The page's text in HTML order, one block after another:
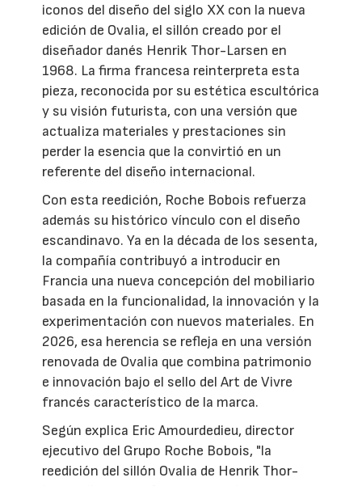
iconos del diseño del siglo XX con la nueva
edición de Ovalia, el sillón creado por el
diseñador danés Henrik Thor-Larsen en
1968. La firma francesa reinterpreta esta
pieza, reconocida por su estética escultórica
y su visión futurista, con una versión que
actualiza materiales y prestaciones sin
perder la esencia que la convirtió en un
referente del diseño internacional.
Con esta reedición, Roche Bobois refuerza
además su histórico vínculo con el diseño
escandinavo. Ya en la década de los sesenta,
la compañía contribuyó a introducir en
Francia una nueva concepción del mobiliario
basada en la funcionalidad, la innovación y la
experimentación con nuevos materiales. En
2026, esa herencia se refleja en una versión
renovada de Ovalia que combina patrimonio
e innovación bajo el sello del Art de Vivre
francés característico de la marca.
Según explica Eric Amourdedieu, director
ejecutivo del Grupo Roche Bobois, "la
reedición del sillón Ovalia de Henrik Thor-